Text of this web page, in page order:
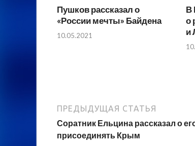
Пушков рассказал о
«России мечты» Байдена
10.05.2021
В
о
и
ПРЕДЫДУЩАЯ СТАТЬЯ
Соратник Ельцина рассказал о
присоединять Крым